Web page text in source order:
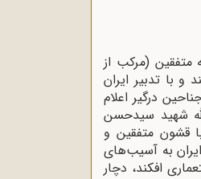
متفقین (مرکب از
با تدبیر ایران
درگیر اعلام
شهید سیدحسن
قشون متفقین و
به آسیب‌هاى
افکند، دچار